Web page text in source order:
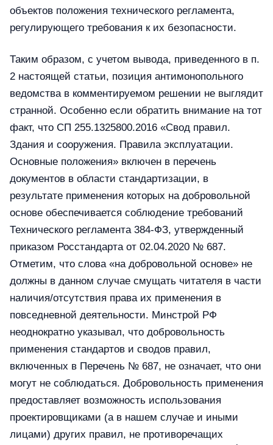
объектов положения технического регламента,
регулирующего требования к их безопасности.
Таким образом, с учетом вывода, приведенного в п.
2 настоящей статьи, позиция антимонопольного
ведомства в комментируемом решении не выглядит
странной. Особенно если обратить внимание на тот
факт, что СП 255.1325800.2016 «Свод правил.
Здания и сооружения. Правила эксплуатации.
Основные положения» включен в перечень
документов в области стандартизации, в
результате применения которых на добровольной
основе обеспечивается соблюдение требований
Технического регламента 384-ФЗ, утвержденный
приказом Росстандарта от 02.04.2020 № 687.
Отметим, что слова «на добровольной основе» не
должны в данном случае смущать читателя в части
наличия/отсутствия права их применения в
повседневной деятельности. Минстрой РФ
неоднократно указывал, что добровольность
применения стандартов и сводов правил,
включенных в Перечень № 687, не означает, что они
могут не соблюдаться. Добровольность применения
предоставляет возможность использования
проектировщиками (а в нашем случае и иными
лицами) других правил, не противоречащих